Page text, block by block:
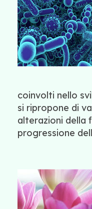
coinvolti nello
si ripropone di
alterazioni della
progressione